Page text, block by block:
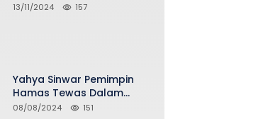
13/11/2024 157
Yahya Sinwar Pemimpin
Hamas Tewas Dalam
Serangan Israel di Gaza
08/08/2024 151